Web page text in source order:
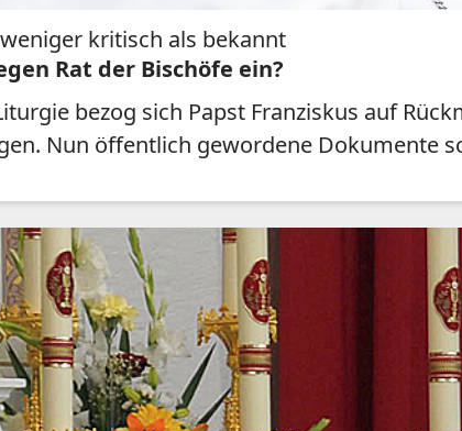
kritisch als bekannt
Rat der Bischöfe ein?
bezog sich Papst Franziskus auf
Nun öffentlich gewordene Dokumente